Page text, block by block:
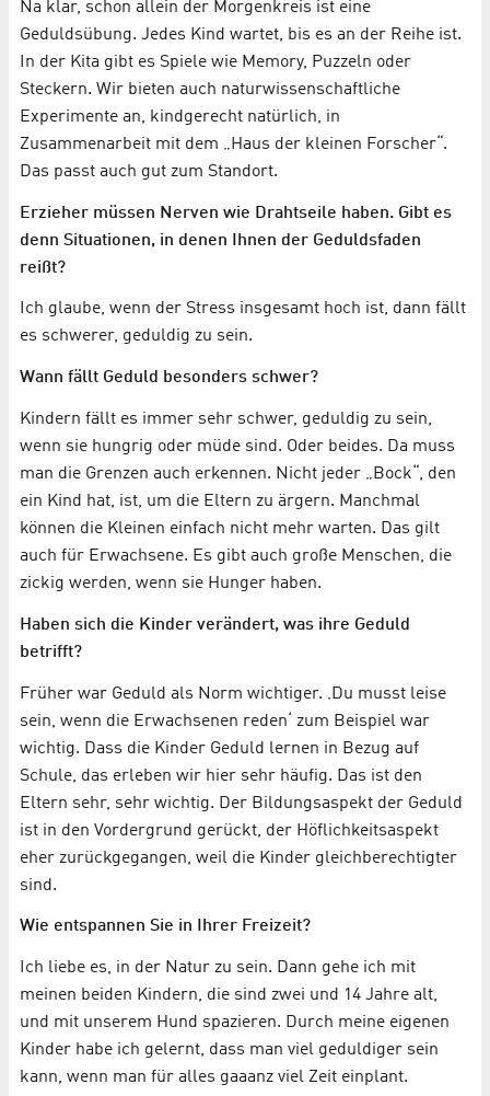
Na klar, schon allein der Morgenkreis ist eine
Geduldsübung. Jedes Kind wartet, bis es an der Reihe ist.
In der Kita gibt es Spiele wie Memory, Puzzeln oder
Steckern. Wir bieten auch naturwissenschaftliche
Experimente an, kindgerecht natürlich, in
Zusammenarbeit mit dem „Haus der kleinen Forscher“.
Das passt auch gut zum Standort.
Erzieher müssen Nerven wie Drahtseile haben. Gibt es
denn Situationen, in denen Ihnen der Geduldsfaden
reißt?
Ich glaube, wenn der Stress insgesamt hoch ist, dann fällt
es schwerer, geduldig zu sein.
Wann fällt Geduld besonders schwer?
Kindern fällt es immer sehr schwer, geduldig zu sein,
wenn sie hungrig oder müde sind. Oder beides. Da muss
man die Grenzen auch erkennen. Nicht jeder „Bock“, den
ein Kind hat, ist, um die Eltern zu ärgern. Manchmal
können die Kleinen einfach nicht mehr warten. Das gilt
auch für Erwachsene. Es gibt auch große Menschen, die
zickig werden, wenn sie Hunger haben.
Haben sich die Kinder verändert, was ihre Geduld
betrifft?
Früher war Geduld als Norm wichtiger. ‚Du musst leise
sein, wenn die Erwachsenen reden‘ zum Beispiel war
wichtig. Dass die Kinder Geduld lernen in Bezug auf
Schule, das erleben wir hier sehr häufig. Das ist den
Eltern sehr, sehr wichtig. Der Bildungsaspekt der Geduld
ist in den Vordergrund gerückt, der Höflichkeitsaspekt
eher zurückgegangen, weil die Kinder gleichberechtigter
sind.
Wie entspannen Sie in Ihrer Freizeit?
Ich liebe es, in der Natur zu sein. Dann gehe ich mit
meinen beiden Kindern, die sind zwei und 14 Jahre alt,
und mit unserem Hund spazieren. Durch meine eigenen
Kinder habe ich gelernt, dass man viel geduldiger sein
kann, wenn man für alles gaaanz viel Zeit einplant.